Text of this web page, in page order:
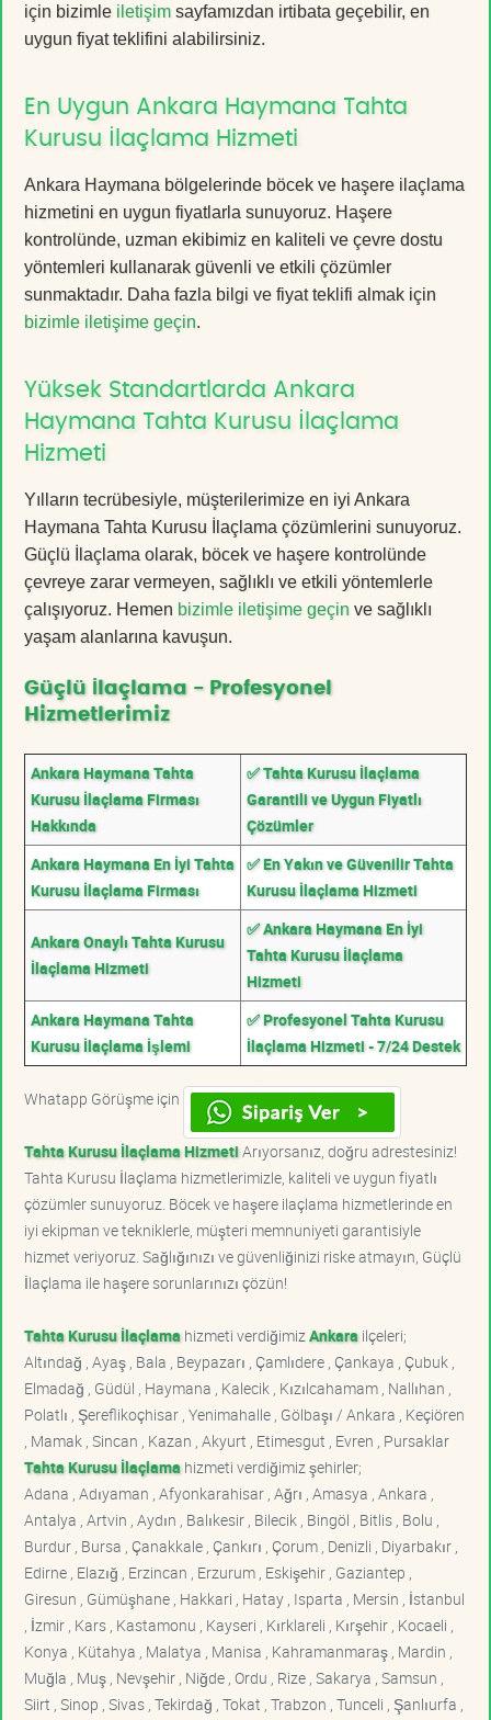
için bizimle iletişim sayfamızdan irtibata geçebilir, en
uygun fiyat teklifini alabilirsiniz.
En Uygun Ankara Haymana Tahta
Kurusu İlaçlama Hizmeti
Ankara Haymana bölgelerinde böcek ve haşere ilaçlama
hizmetini en uygun fiyatlarla sunuyoruz. Haşere
kontrolünde, uzman ekibimiz en kaliteli ve çevre dostu
yöntemleri kullanarak güvenli ve etkili çözümler
sunmaktadır. Daha fazla bilgi ve fiyat teklifi almak için
bizimle iletişime geçin.
Yüksek Standartlarda Ankara
Haymana Tahta Kurusu İlaçlama
Hizmeti
Yılların tecrübesiyle, müşterilerimize en iyi Ankara
Haymana Tahta Kurusu İlaçlama çözümlerini sunuyoruz.
Güçlü İlaçlama olarak, böcek ve haşere kontrolünde
çevreye zarar vermeyen, sağlıklı ve etkili yöntemlerle
çalışıyoruz. Hemen bizimle iletişime geçin ve sağlıklı
yaşam alanlarına kavuşun.
Güçlü İlaçlama - Profesyonel
Hizmetlerimiz
Ankara Haymana Tahta
Kurusu İlaçlama Firması
Hakkında
✅ Tahta Kurusu İlaçlama
Garantili ve Uygun Fiyatlı
Çözümler
Ankara Haymana En İyi Tahta
Kurusu İlaçlama Firması
✅ En Yakın ve Güvenilir Tahta
Kurusu İlaçlama Hizmeti
Ankara Onaylı Tahta Kurusu
İlaçlama Hizmeti
✅ Ankara Haymana En İyi
Tahta Kurusu İlaçlama
Hizmeti
Ankara Haymana Tahta
Kurusu İlaçlama İşlemi
✅ Profesyonel Tahta Kurusu
İlaçlama Hizmeti - 7/24 Destek
Whatapp Görüşme için
Tahta Kurusu İlaçlama HizmetiArıyorsanız, doğru adrestesiniz!
Tahta Kurusu İlaçlama hizmetlerimizle, kaliteli ve uygun fiyatlı
çözümler sunuyoruz. Böcek ve haşere ilaçlama hizmetlerinde en
iyi ekipman ve tekniklerle, müşteri memnuniyeti garantisiyle
hizmet veriyoruz. Sağlığınızı ve güvenliğinizi riske atmayın, Güçlü
İlaçlama ile haşere sorunlarınızı çözün!
Tahta Kurusu İlaçlama hizmeti verdiğimiz Ankara ilçeleri;
Altındağ , Ayaş , Bala , Beypazarı , Çamlıdere , Çankaya , Çubuk ,
Elmadağ , Güdül , Haymana , Kalecik , Kızılcahamam , Nallıhan ,
Polatlı , Şereflikoçhisar , Yenimahalle , Gölbaşı / Ankara , Keçiören
, Mamak , Sincan , Kazan , Akyurt , Etimesgut , Evren , Pursaklar
Tahta Kurusu İlaçlama hizmeti verdiğimiz şehirler;
Adana , Adıyaman , Afyonkarahisar , Ağrı , Amasya , Ankara ,
Antalya , Artvin , Aydın , Balıkesir , Bilecik , Bingöl , Bitlis , Bolu ,
Burdur , Bursa , Çanakkale , Çankırı , Çorum , Denizli , Diyarbakır ,
Edirne , Elazığ , Erzincan , Erzurum , Eskişehir , Gaziantep ,
Giresun , Gümüşhane , Hakkari , Hatay , Isparta , Mersin , İstanbul
, İzmir , Kars , Kastamonu , Kayseri , Kırklareli , Kırşehir , Kocaeli ,
Konya , Kütahya , Malatya , Manisa , Kahramanmaraş , Mardin ,
Muğla , Muş , Nevşehir , Niğde , Ordu , Rize , Sakarya , Samsun ,
Siirt , Sinop , Sivas , Tekirdağ , Tokat , Trabzon , Tunceli , Şanlıurfa ,